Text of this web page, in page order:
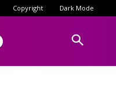
Copyright Dark Mode